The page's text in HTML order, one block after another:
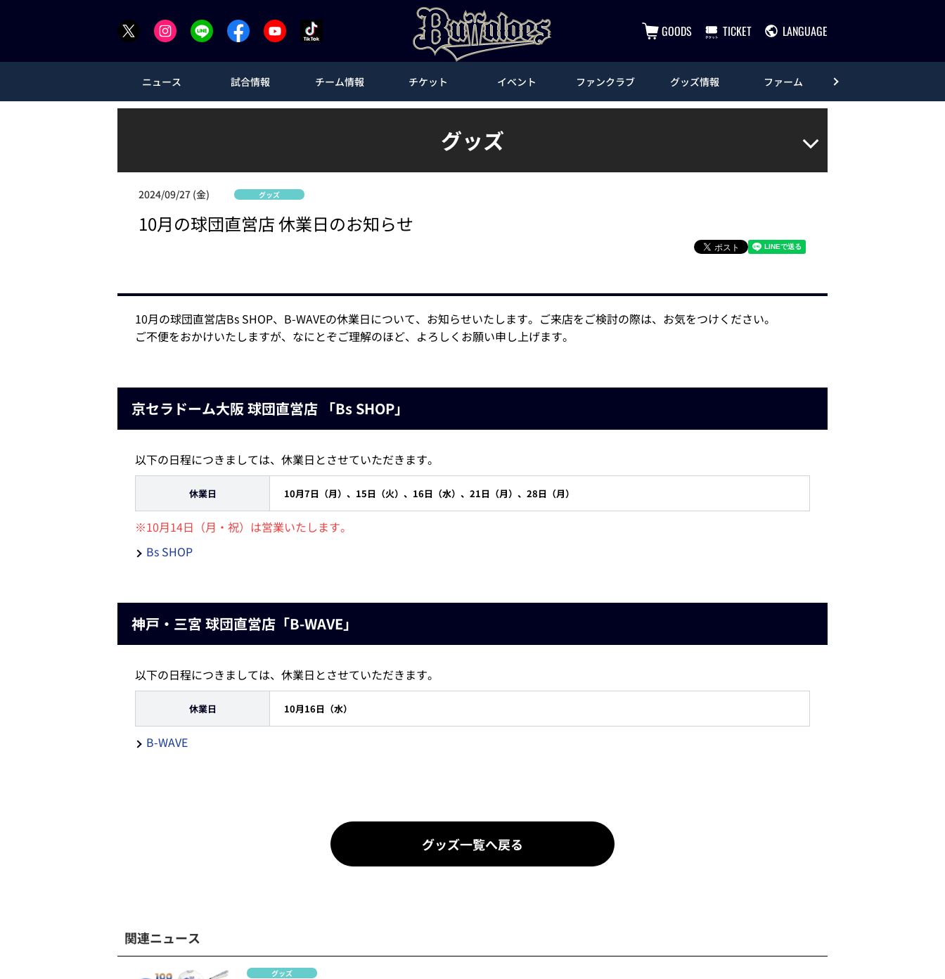
GOODS TICKET LANGUAGE
ニュース 試合情報 チーム情報 チケット イベント ファンクラブ グッズ情報 ファーム
グッズ
2024/09/27 (金) グッズ
10月の球団直営店 休業日のお知らせ
10月の球団直営店Bs SHOP、B-WAVEの休業日について、お知らせいたします。ご来店をご検討の際は、お気をつけください。
ご不便をおかけいたしますが、なにとぞご理解のほど、よろしくお願い申し上げます。
京セラドーム大阪 球団直営店 「Bs SHOP」
以下の日程につきましては、休業日とさせていただきます。
休業日 10月7日（月）、15日（火）、16日（水）、21日（月）、28日（月）
※10月14日（月・祝）は営業いたします。
Bs SHOP
神戸・三宮 球団直営店「B-WAVE」
以下の日程につきましては、休業日とさせていただきます。
休業日 10月16日（水）
B-WAVE
グッズ一覧へ戻る
関連ニュース
グッズ